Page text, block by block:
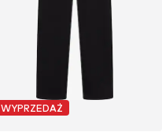
WYPRZEDAŻ